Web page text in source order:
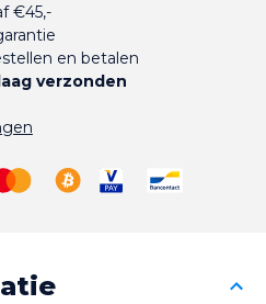
€45,-
en betalen
verzonden